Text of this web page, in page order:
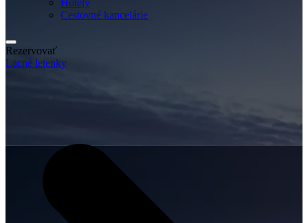
Cestovné kancelárie
Rezervovať
Lacné letenky